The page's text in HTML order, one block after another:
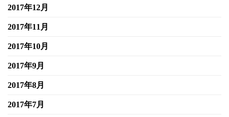
2017年12月
2017年11月
2017年10月
2017年9月
2017年8月
2017年7月